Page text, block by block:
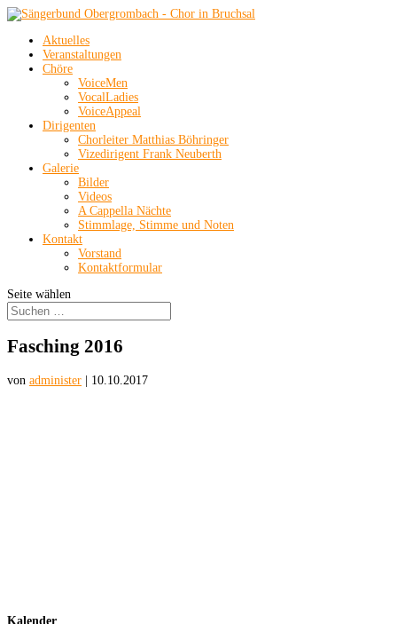
Aktuelles
Veranstaltungen
Chöre
VoiceMen
VocalLadies
VoiceAppeal
Dirigenten
Chorleiter Matthias Böhringer
Vizedirigent Frank Neuberth
Galerie
Bilder
Videos
A Cappella Nächte
Stimmlage, Stimme und Noten
Kontakt
Vorstand
Kontaktformular
Seite wählen
Fasching 2016
von administer 10.10.2017
Kalender